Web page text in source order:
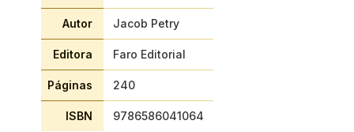
Autor Jacob Petry
Editora Faro Editorial
Páginas 240
ISBN 9786586041064